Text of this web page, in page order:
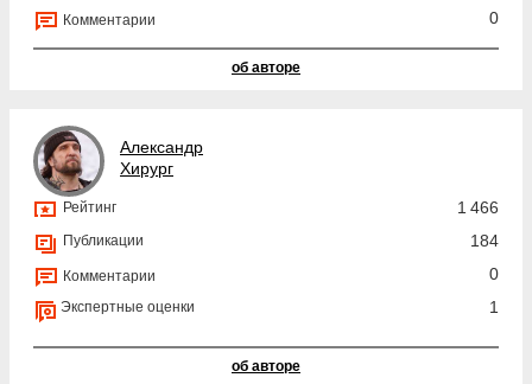
Комментарии 0
об авторе
Александр
Хирург
Рейтинг 1 466
Публикации 184
Комментарии 0
Экспертные оценки 1
об авторе